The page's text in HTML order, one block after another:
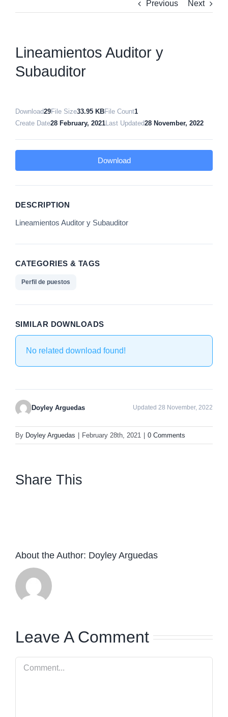
Previous Next
Lineamientos Auditor y
Subauditor
Download29File Size33.95 KBFile Count1
Create Date28 February, 2021 Last Updated28 November, 2022
Download
DESCRIPTION
Lineamientos Auditor y Subauditor
CATEGORIES & TAGS
Perfil de puestos
SIMILAR DOWNLOADS
No related download found!
Doyley Arguedas Updated 28 November, 2022
By Doyley Arguedas February 28th, 2021 0 Comments
Share This
About the Author: Doyley Arguedas
Leave A Comment
Comment